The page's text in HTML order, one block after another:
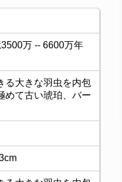
万 -- 6600万年
る大きな羽虫を内包
めて古い琥珀、バー